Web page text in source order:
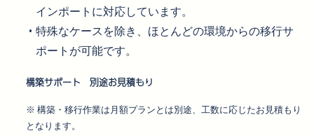
インポートに対応しています。
特殊なケースを除き、ほとんどの環境からの移行サ
ポートが可能です。
構築サポート 別途お見積もり
※ 構築・移行作業は月額プランとは別途、工数に応じたお見積もり
となります。